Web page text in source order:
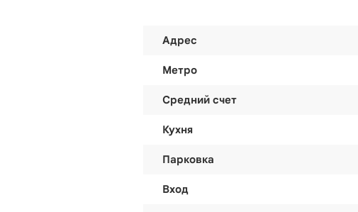
Адрес
Метро
Средний счет
Кухня
Парковка
Вход